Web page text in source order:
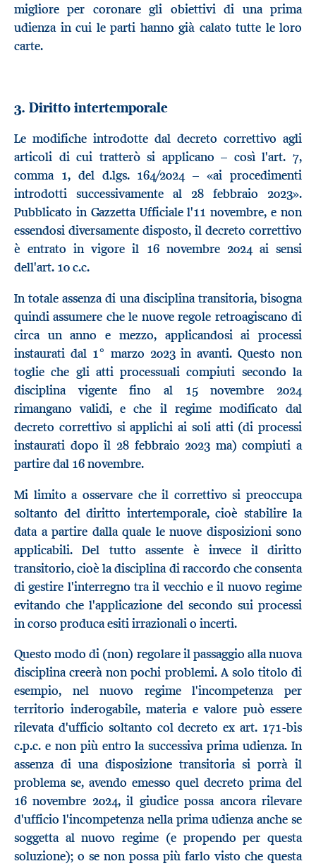
migliore per coronare gli obiettivi di una prima
udienza in cui le parti hanno già calato tutte le loro
carte.
3. Diritto intertemporale
Le modifiche introdotte dal decreto correttivo agli
articoli di cui tratterò si applicano – così l'art. 7,
comma 1, del d.lgs. 164/2024 – «ai procedimenti
introdotti successivamente al 28 febbraio 2023».
Pubblicato in Gazzetta Ufficiale l'11 novembre, e non
essendosi diversamente disposto, il decreto correttivo
è entrato in vigore il 16 novembre 2024 ai sensi
dell'art. 10 c.c.
In totale assenza di una disciplina transitoria, bisogna
quindi assumere che le nuove regole retroagiscano di
circa un anno e mezzo, applicandosi ai processi
instaurati dal 1° marzo 2023 in avanti. Questo non
toglie che gli atti processuali compiuti secondo la
disciplina vigente fino al 15 novembre 2024
rimangano validi, e che il regime modificato dal
decreto correttivo si applichi ai soli atti (di processi
instaurati dopo il 28 febbraio 2023 ma) compiuti a
partire dal 16 novembre.
Mi limito a osservare che il correttivo si preoccupa
soltanto del diritto intertemporale, cioè stabilire la
data a partire dalla quale le nuove disposizioni sono
applicabili. Del tutto assente è invece il diritto
transitorio, cioè la disciplina di raccordo che consenta
di gestire l'interregno tra il vecchio e il nuovo regime
evitando che l'applicazione del secondo sui processi
in corso produca esiti irrazionali o incerti.
Questo modo di (non) regolare il passaggio alla nuova
disciplina creerà non pochi problemi. A solo titolo di
esempio, nel nuovo regime l'incompetenza per
territorio inderogabile, materia e valore può essere
rilevata d'ufficio soltanto col decreto ex art. 171-bis
c.p.c. e non più entro la successiva prima udienza. In
assenza di una disposizione transitoria si porrà il
problema se, avendo emesso quel decreto prima del
16 novembre 2024, il giudice possa ancora rilevare
d'ufficio l'incompetenza nella prima udienza anche se
soggetta al nuovo regime (e propendo per questa
soluzione); o se non possa più farlo visto che questa